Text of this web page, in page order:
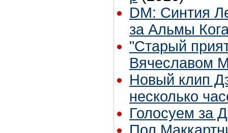
DM: Синтия
за Альмы
"Старый
Вячеславом
Новый клип
несколько
Голосуем за